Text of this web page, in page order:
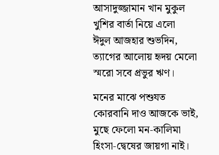
আসাদুজ্জামান খান মুকুল
খুশির বার্তা নিয়ে এলো
ঈদুল আজহার শুভদিন,
ত্যাগের আলোয় হৃদয় মেলো
স্মরো সবে প্রভুর ঋণ।
মনের মাঝে পশুযত
কোরবানি দাও আজকে ভাই,
মুছে ফেলো মন-কালিমা
হিংসা-দ্বেষের জায়গা নাই।